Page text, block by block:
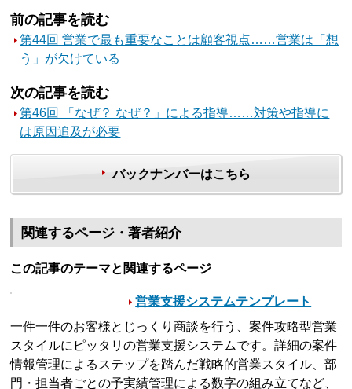
前の記事を読む
第44回 営業で最も重要なことは顧客視点……営業は「想
う」が欠けている
次の記事を読む
第46回 「なぜ？ なぜ？」による指導……対策や指導に
は原因追及が必要
バックナンバーはこちら
関連するページ・著者紹介
この記事のテーマと関連するページ
営業支援システムテンプレート
一件一件のお客様とじっくり商談を行う、案件攻略型営業
スタイルにピッタリの営業支援システムです。詳細の案件
情報管理によるステップを踏んだ戦略的営業スタイル、部
門・担当者ごとの予実績管理による数字の組み立てなど、